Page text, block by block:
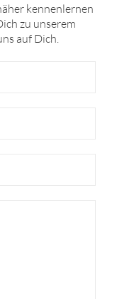
kennenlernen
zu unserem
auf Dich.